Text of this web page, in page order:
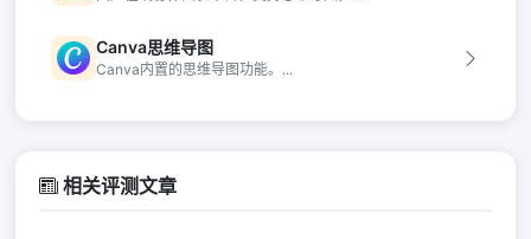
Canva思维导图
Canva内置的思维导图功能。...
相关评测文章